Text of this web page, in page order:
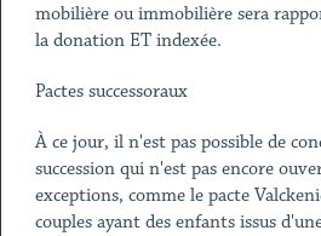
mobilière ou immobilière sera
la donation ET indexée.
Pactes successoraux
À ce jour, il n'est pas possible de
succession qui n'est pas encore
exceptions, comme le pacte
couples ayant des enfants issus